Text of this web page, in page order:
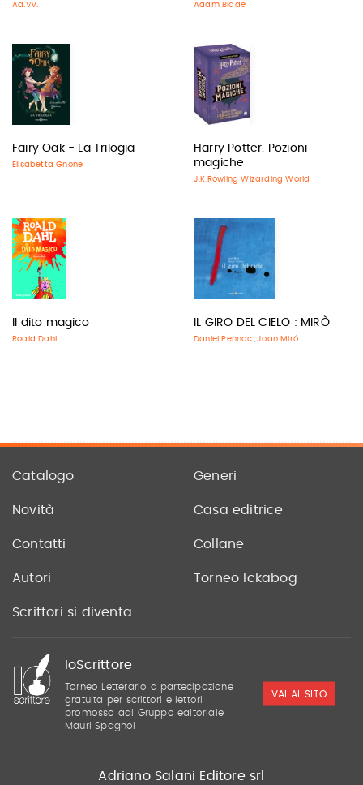
Aa.Vv. Adam Blade
Fairy Oak - La Trilogia
Elisabetta Gnone
Harry Potter. Pozioni
magiche
J.K.Rowling Wizarding World
Il dito magico
Roald Dahl
IL GIRO DEL CIELO : MIRÒ
Daniel Pennac ,Joan Miró
Catalogo Generi
Novità Casa editrice
Contatti Collane
Autori Torneo Ickabog
Scrittori si diventa
IoScrittore
Torneo Letterario a partecipazione
gratuita per scrittori e lettori
promosso dal Gruppo editoriale
Mauri Spagnol
VAI AL SITO
Adriano Salani Editore srl